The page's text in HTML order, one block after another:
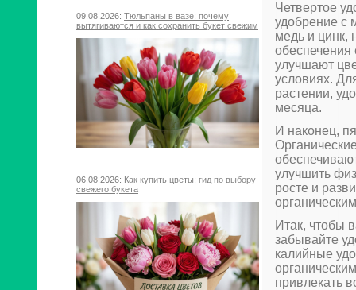
09.08.2026: Тюльпаны в вазе: почему
вытягиваются и как сохранить букет свежим
06.08.2026: Как купить цветы: гид по выбору
свежего букета
Четвертое
удобрение с
медь и цинк,
обеспечения
улучшают
условиях.
растении,
месяца.
И наконец,
улучшить
росте и
Итак, чтобы
забывайте
калийные
привлекать